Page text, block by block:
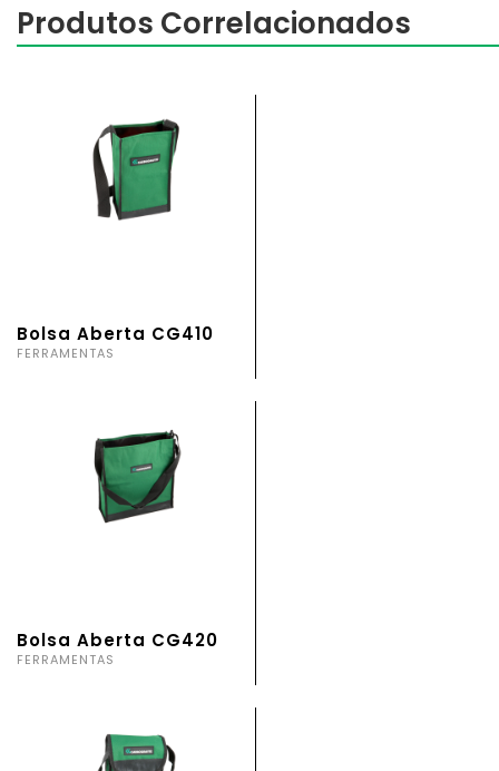
Produtos Correlacionados
Bolsa Aberta CG410
FERRAMENTAS
Bolsa Aberta CG420
FERRAMENTAS